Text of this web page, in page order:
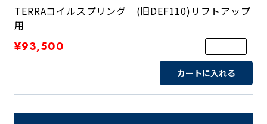
TERRAコイルスプリング (旧DEF110)リフトアップ
用
¥93,500
カートに入れる